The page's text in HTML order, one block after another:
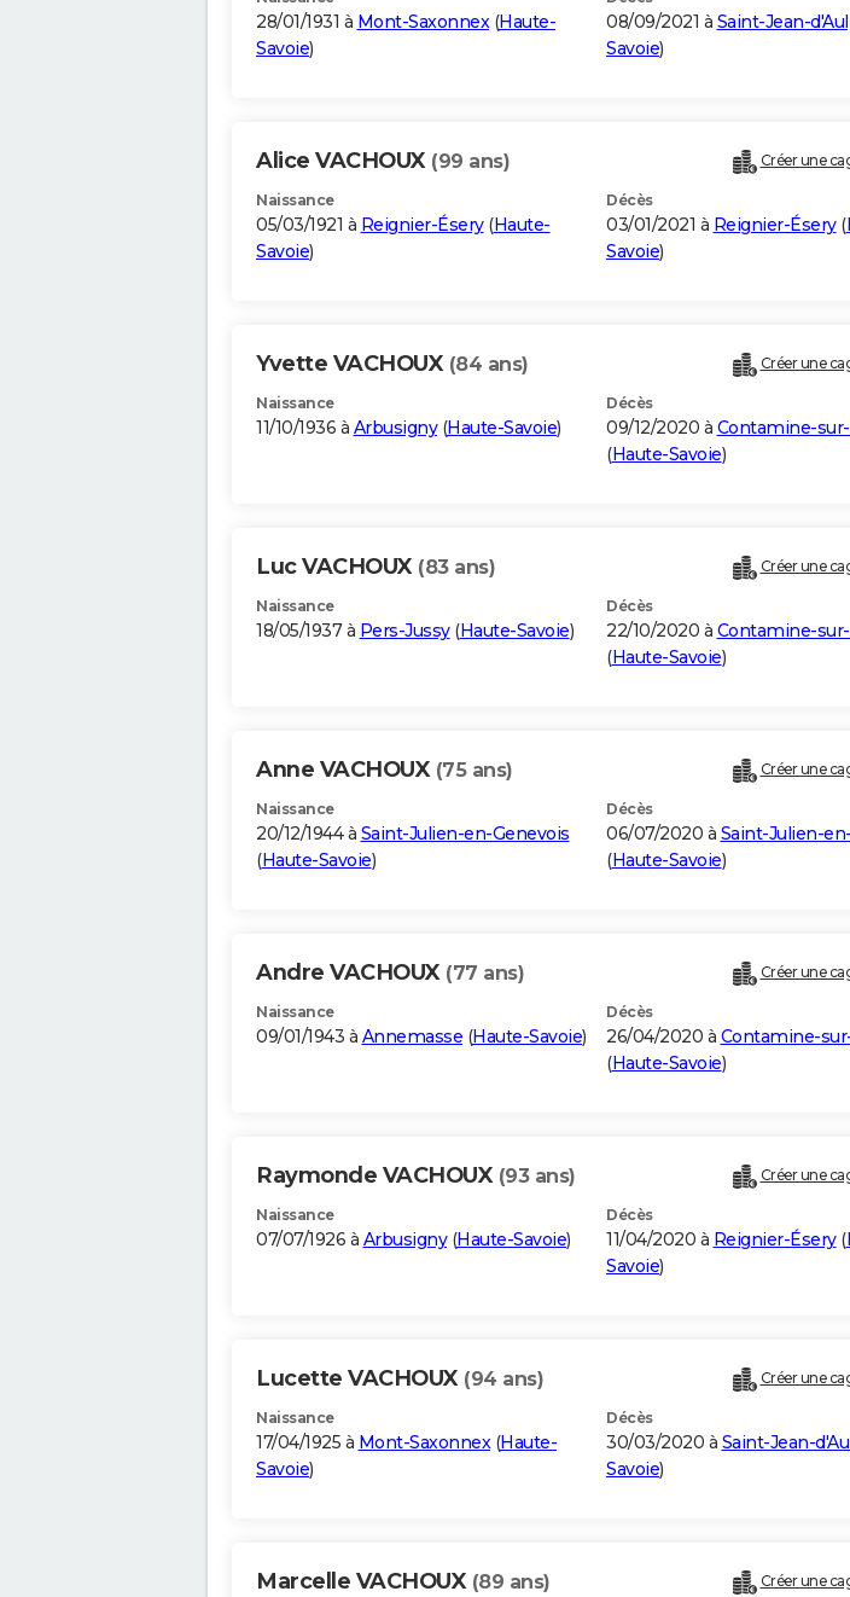
28/01/1931 à Mont-Saxonnex(Haute-
Savoie)
08/09/2021 à Saint-Jean-
Savoie)
Alice VACHOUX (99 ans) Créer une
Naissance
05/03/1921 à Reignier-Ésery(Haute-
Savoie)
Décès
03/01/2021 à Reignier-Ésery(
Savoie)
Yvette VACHOUX (84 ans) Créer une
Naissance
11/10/1936 à Arbusigny(Haute-Savoie)
Décès
09/12/2020 à Contamine-
(Haute-Savoie)
Luc VACHOUX (83 ans) Créer une
Naissance
18/05/1937 à Pers-Jussy(Haute-Savoie)
Décès
22/10/2020 à Contamine-
(Haute-Savoie)
Anne VACHOUX (75 ans) Créer une
Naissance
20/12/1944 à Saint-Julien-en-Genevois
(Haute-Savoie)
Décès
06/07/2020 à Saint-Julien-
(Haute-Savoie)
Andre VACHOUX (77 ans) Créer une
Naissance
09/01/1943 à Annemasse (Haute-Savoie)
Décès
26/04/2020 à Contamine-
(Haute-Savoie)
Raymonde VACHOUX (93 ans) Créer une
Naissance
07/07/1926 à Arbusigny(Haute-Savoie)
Décès
11/04/2020 à Reignier-Ésery(
Savoie)
Lucette VACHOUX (94 ans) Créer une
Naissance
17/04/1925 à Mont-Saxonnex(Haute-
Savoie)
Décès
30/03/2020 à Saint-Jean-
Savoie)
Marcelle VACHOUX (89 ans) Créer une